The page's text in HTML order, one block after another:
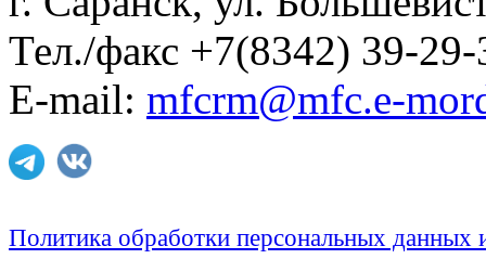
Тел./факс +7(8342) 39-29-
E-mail: mfcrm@mfc.e-
Политика обработки персональных